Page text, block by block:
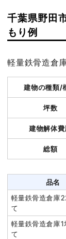
建物の種
建物解体
総額
木造住宅18坪1
室内残置物撤去
諸経費
値引き
小計
千葉県野田
もり例
軽量鉄骨造倉
建物の種類/
坪数
建物解体費
総額
品名
軽量鉄骨造倉庫
て
軽量鉄骨造倉庫1
て